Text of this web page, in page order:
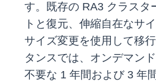
す。既存の RA3 クラスタ
トと復元、伸縮自在なサ
サイズ変更を使用して移
タンスでは、オンデマン
不要な 1 年間および 3 年